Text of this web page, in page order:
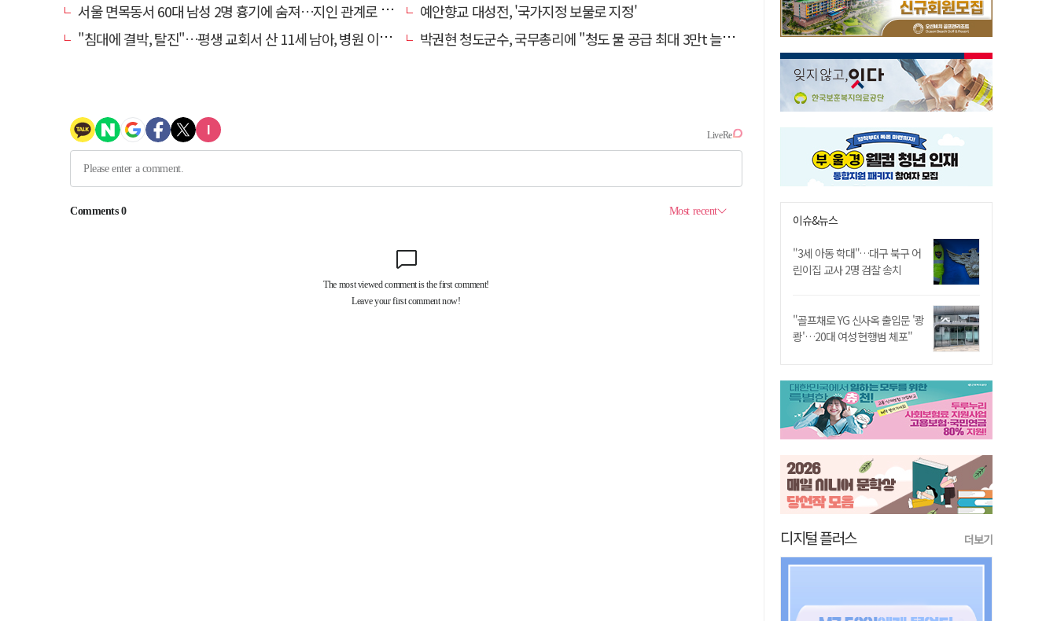
서울 면목동서 60대 남성 2명 흉기에 숨져…지인 관계로 추정
예안향교 대성전, '국가지정 보물로 지정'
"침대에 결박, 탈진"…평생 교회서 산 11세 남아, 병원 이송 끝 숨져
박권현 청도군수, 국무총리에 "청도 물 공급 최대 3만t 늘려달라"
이슈&뉴스
"3세 아동 학대"…대구 북구 어
린이집 교사 2명 검찰 송치
"골프채로 YG 신사옥 출입문 '쾅
쾅'…20대 여성 현행범 체포"
디지털 플러스 더보기